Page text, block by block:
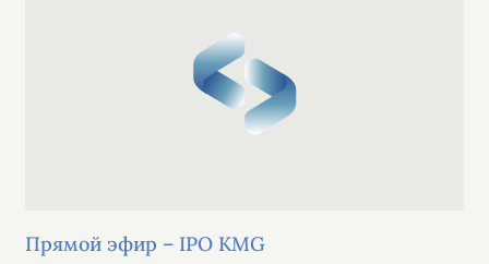
Прямой эфир – IPO KMG